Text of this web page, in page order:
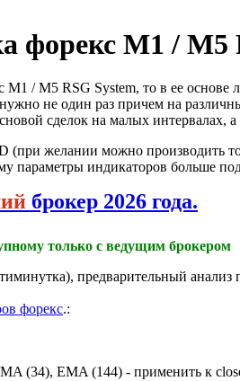
форекс M1 / M5
/ M5 RSG System, то в ее
не один раз причем на
сделок на малых интервалах,
(при желании можно производить
параметры индикаторов больше
брокер 2026 года.
только с ведущим брокером
предварительный анализ
форекс.:
(34), EMA (144) - применить к